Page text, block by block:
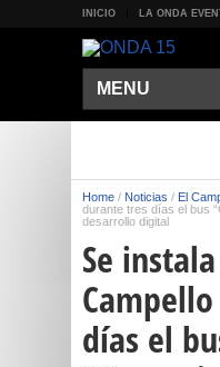
INICIO LA ONDA
MENU
Home / Noticias / El
durante tres días el bus
desarrollo digital
Se
días el